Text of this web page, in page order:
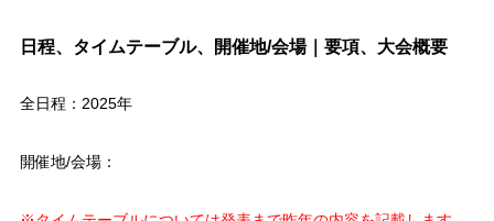
日程、タイムテーブル、開催地/会場｜要項、大会概要
全日程：2025年
開催地/会場：